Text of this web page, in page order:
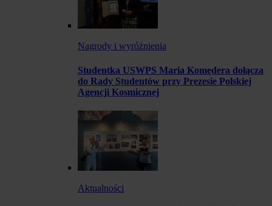
Nagrody i wyróżnienia
Studentka USWPS Maria Komędera dołącza
do Rady Studentów przy Prezesie Polskiej
Agencji Kosmicznej
Aktualności